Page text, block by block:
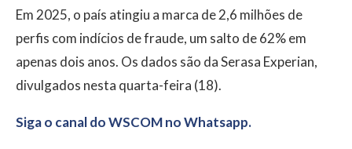
Em 2025, o país atingiu a marca de 2,6 milhões de
perfis com indícios de fraude, um salto de 62% em
apenas dois anos. Os dados são da Serasa Experian,
divulgados nesta quarta-feira (18).
Siga o canal do WSCOM no Whatsapp.